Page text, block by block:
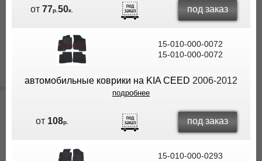
от77р.50к. под заказ
15-010-000-0072
15-010-000-0072
автомобильные коврики на KIA CEED 2006-2012
подробнее
от 108р. под заказ
15-010-000-0293